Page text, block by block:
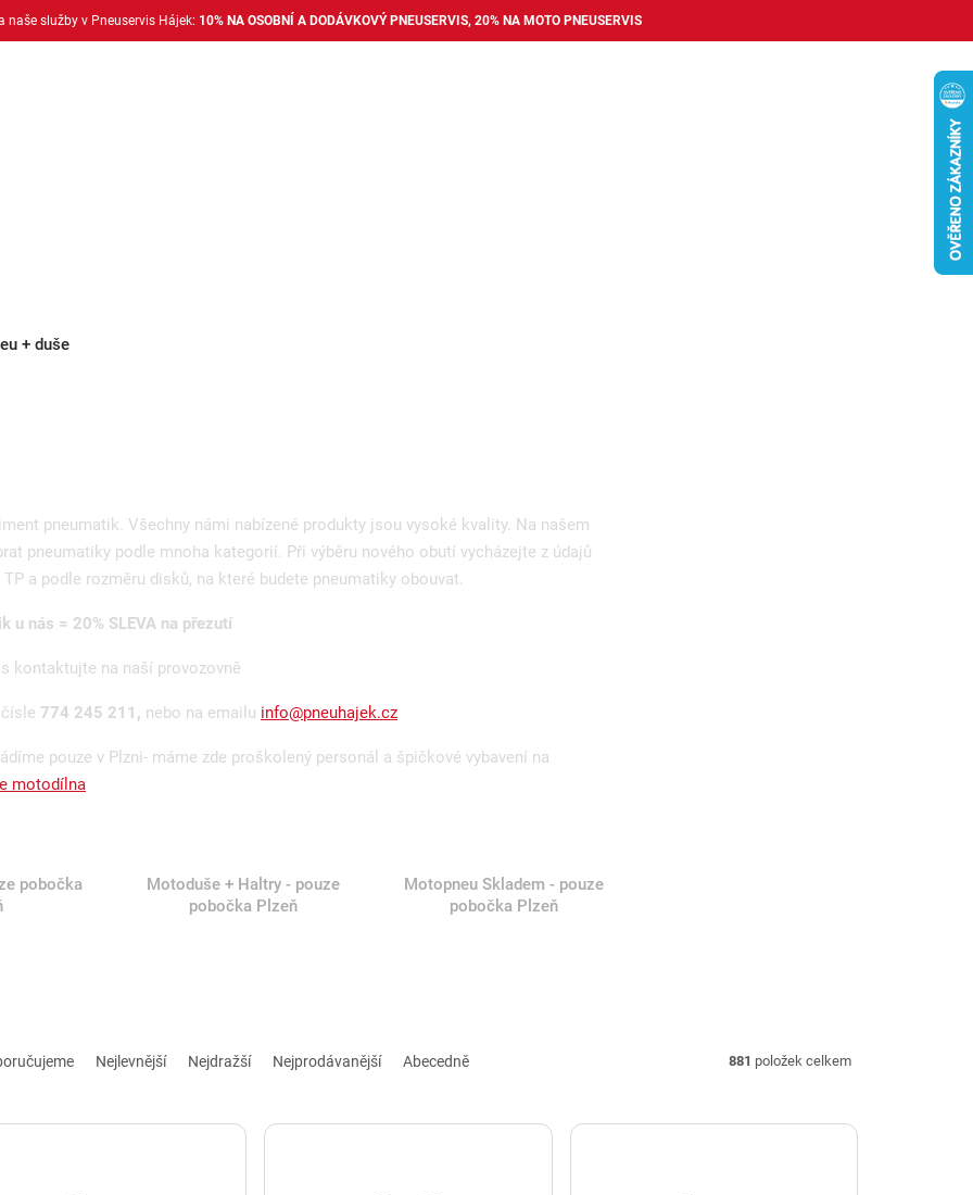
naše služby v Pneuservis Hájek: 10% NA OSOBNÍ A DODÁVKOVÝ PNEUSERVIS, 20% NA MOTO PNEUSERVIS
Nákupní
+ duše
pneumatik. Všechny námi nabízené produkty jsou vysoké kvality. Na našem
pneumatiky podle mnoha kategorií. Při výběru nového obutí vycházejte z údajů
a podle rozměru disků, na které budete pneumatiky obouvat.
u nás = 20% SLEVA na přezutí
kontaktujte na naší provozovně
774 245 211, nebo na emailu info@pneuhajek.cz
pouze v Plzni- máme zde proškolený personál a špičkové vybavení na
motodílna
pobočka
Motoduše + Haltry - pouze
pobočka Plzeň
Motopneu Skladem - pouze
pobočka Plzeň
Nejlevnější Nejdražší Nejprodávanější Abecedně 881 položek celkem